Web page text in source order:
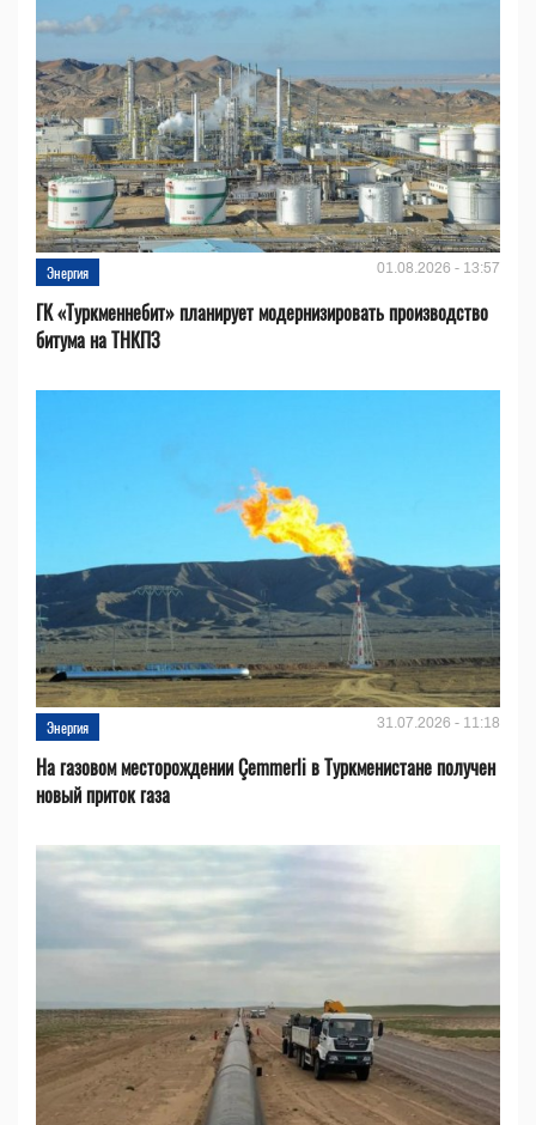
Энергия 01.08.2026 - 13:57
ГК «Туркменнебит» планирует модернизировать производство
битума на ТНКПЗ
Энергия 31.07.2026 - 11:18
На газовом месторождении Çemmerli в Туркменистане получен
новый приток газа